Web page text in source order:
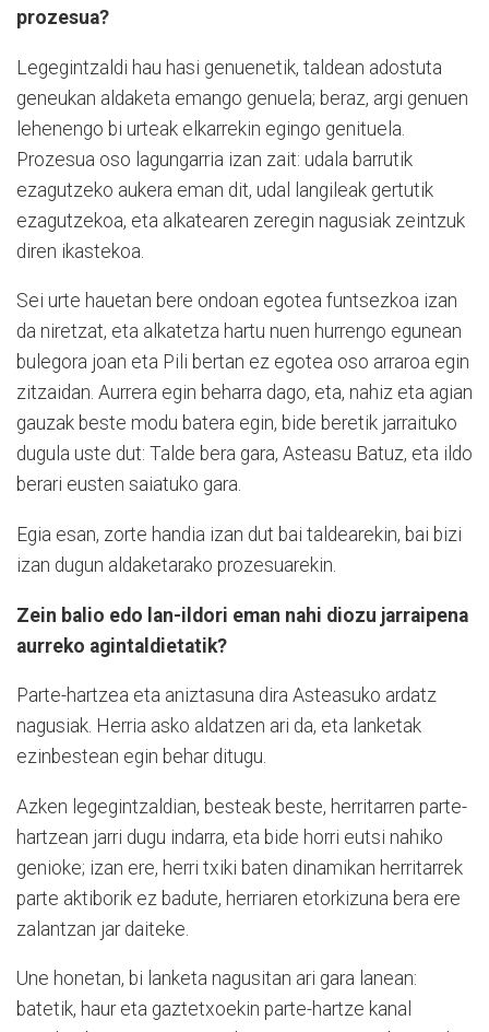
prozesua?
Legegintzaldi hau hasi genuenetik, taldean adostuta
geneukan aldaketa emango genuela; beraz, argi genuen
lehenengo bi urteak elkarrekin egingo genituela.
Prozesua oso lagungarria izan zait: udala barrutik
ezagutzeko aukera eman dit, udal langileak gertutik
ezagutzekoa, eta alkatearen zeregin nagusiak zeintzuk
diren ikastekoa.
Sei urte hauetan bere ondoan egotea funtsezkoa izan
da niretzat, eta alkatetza hartu nuen hurrengo egunean
bulegora joan eta Pili bertan ez egotea oso arraroa egin
zitzaidan. Aurrera egin beharra dago, eta, nahiz eta agian
gauzak beste modu batera egin, bide beretik jarraituko
dugula uste dut: Talde bera gara, Asteasu Batuz, eta ildo
berari eusten saiatuko gara.
Egia esan, zorte handia izan dut bai taldearekin, bai bizi
izan dugun aldaketarako prozesuarekin.
Zein balio edo lan-ildori eman nahi diozu jarraipena
aurreko agintaldietatik?
Parte-hartzea eta aniztasuna dira Asteasuko ardatz
nagusiak. Herria asko aldatzen ari da, eta lanketak
ezinbestean egin behar ditugu.
Azken legegintzaldian, besteak beste, herritarren parte-
hartzean jarri dugu indarra, eta bide horri eutsi nahiko
genioke; izan ere, herri txiki baten dinamikan herritarrek
parte aktiborik ez badute, herriaren etorkizuna bera ere
zalantzan jar daiteke.
Une honetan, bi lanketa nagusitan ari gara lanean:
batetik, haur eta gaztetxoekin parte-hartze kanal